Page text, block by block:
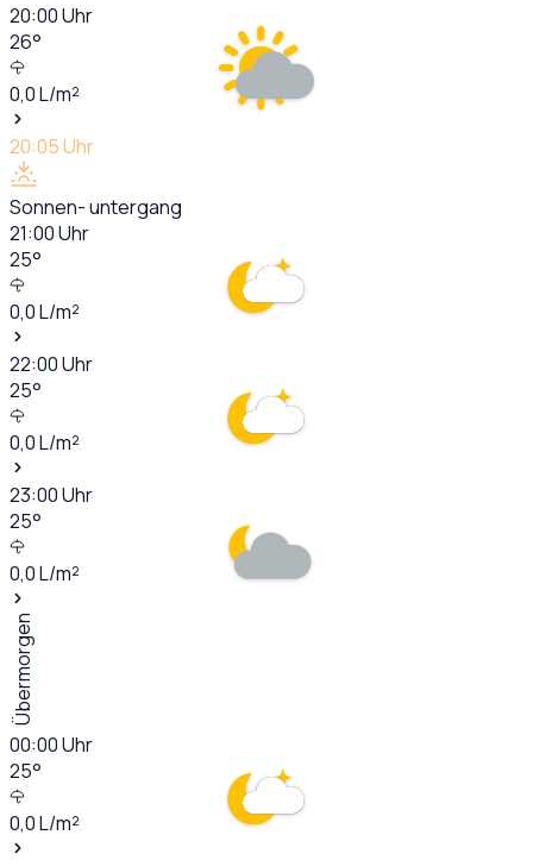
20:00Uhr
26°
0,0L/m²
20:05Uhr
Sonnen- untergang
21:00Uhr
25°
0,0L/m²
22:00Uhr
25°
0,0L/m²
23:00Uhr
25°
0,0L/m²
Übermorgen
00:00Uhr
25°
0,0L/m²